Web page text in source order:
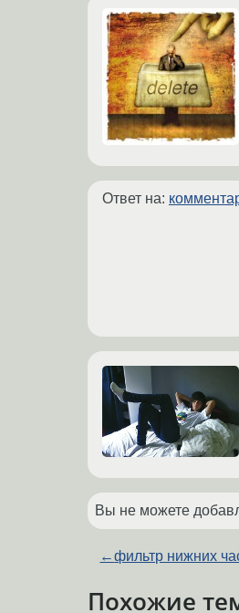
Ответ на:
Вы не можете
←фильтр нижних
Похожие